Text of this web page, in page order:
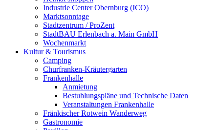
Industrie Center Obernburg (ICO)
Marktsonntage
Stadtzentrum / ProZent
StadtBAU Erlenbach a. Main GmbH
Wochenmarkt
Kultur & Tourismus
Camping
Churfranken-Kräutergarten
Frankenhalle
Anmietung
Bestuhlungspläne und Technische Daten
Veranstaltungen Frankenhalle
Fränkischer Rotwein Wanderweg
Gastronomie